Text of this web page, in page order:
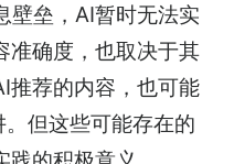
壁垒，AI暂时无法实
准确度，也取决于其
推荐的内容，也可能
。但这些可能存在的